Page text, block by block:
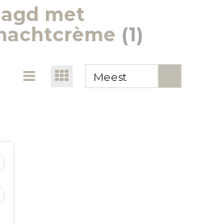
met
(1)
Meest